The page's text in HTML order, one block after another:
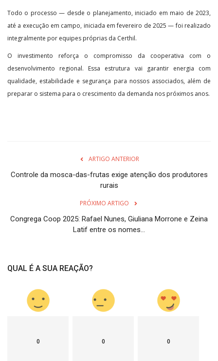
Todo o processo — desde o planejamento, iniciado em maio de 2023,
até a execução em campo, iniciada em fevereiro de 2025 — foi realizado
integralmente por equipes próprias da Certhil.
O investimento reforça o compromisso da cooperativa com o
desenvolvimento regional. Essa estrutura vai garantir energia com
qualidade, estabilidade e segurança para nossos associados, além de
preparar o sistema para o crescimento da demanda nos próximos anos.
ARTIGO ANTERIOR
Controle da mosca-das-frutas exige atenção dos produtores
rurais
PRÓXIMO ARTIGO
Congrega Coop 2025: Rafael Nunes, Giuliana Morrone e Zeina
Latif entre os nomes...
QUAL É A SUA REAÇÃO?
0 0 0